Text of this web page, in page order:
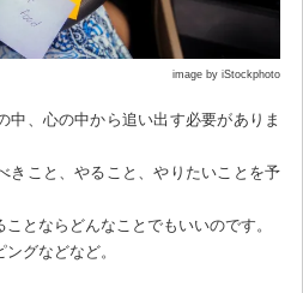
image by iStockphoto
中、心の中から追い出す必要がありま
きこと、やること、やりたいことを予
とならどんなことでもいいのです。
グなどなど。